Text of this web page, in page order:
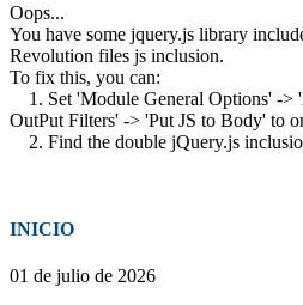
Oops...
You have some jquery.js library
Revolution files js inclusion.
To fix this, you can:
1. Set 'Module General Options' ->
OutPut Filters' -> 'Put JS to Body' to
2. Find the double jQuery.js
INICIO
01 de julio de 2026